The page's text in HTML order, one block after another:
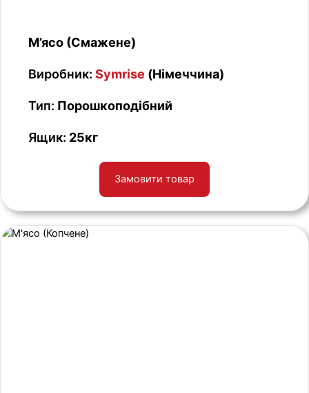
М’ясо (Смажене)
Виробник: Symrise (Німеччина)
Тип: Порошкоподібний
Ящик: 25кг
Замовити товар